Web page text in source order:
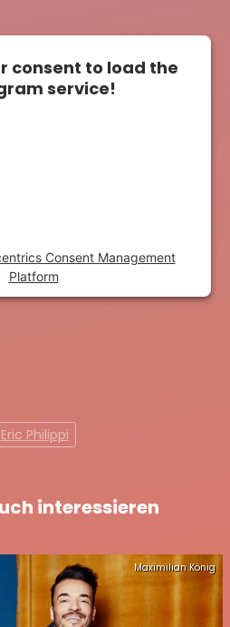
consent to load the
service!
Consent Management
Platform
Eric Philippi
interessieren
Maximilian König